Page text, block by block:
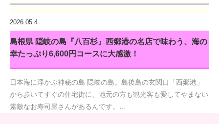
2026.05.4
島根県 隠岐の島『八百杉』西郷港の名店で味わう、海の
幸たっぷり6,600円コースに大感激！
日本海に浮かぶ神秘の島 隠岐の島。島後島の玄関口「西郷港」
から歩いてすぐの住宅街に、地元の方も観光客も愛してやまない
素敵なお寿司屋さんがあるんです。…